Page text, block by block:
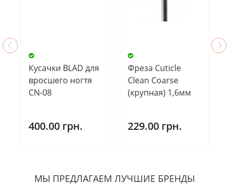
Кусачки BLAD для
вросшего ногтя
CN-08
400.00 грн.
Фреза Cuticle
Clean Coarse
(крупная) 1,6мм
229.00 грн.
МЫ ПРЕДЛАГАЕМ ЛУЧШИЕ БРЕНДЫ